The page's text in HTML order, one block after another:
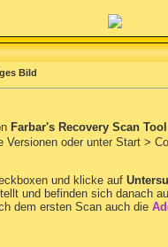
Bild
Farbar's Recovery Scan Tool
Versionen oder unter Start >
und klicke auf
und befinden sich danach
dem ersten Scan auch die